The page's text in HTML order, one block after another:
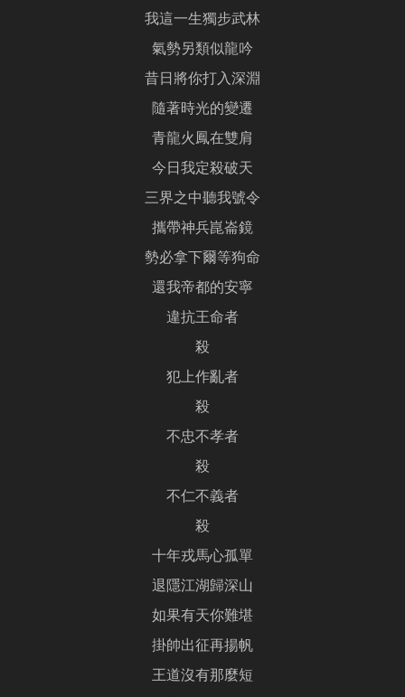
我這一生獨步武林
氣勢另類似龍吟
昔日將你打入深淵
隨著時光的變遷
青龍火鳳在雙肩
今日我定殺破天
三界之中聽我號令
攜帶神兵崑崙鏡
勢必拿下爾等狗命
還我帝都的安寧
違抗王命者
殺
犯上作亂者
殺
不忠不孝者
殺
不仁不義者
殺
十年戎馬心孤單
退隱江湖歸深山
如果有天你難堪
掛帥出征再揚帆
王道沒有那麼短